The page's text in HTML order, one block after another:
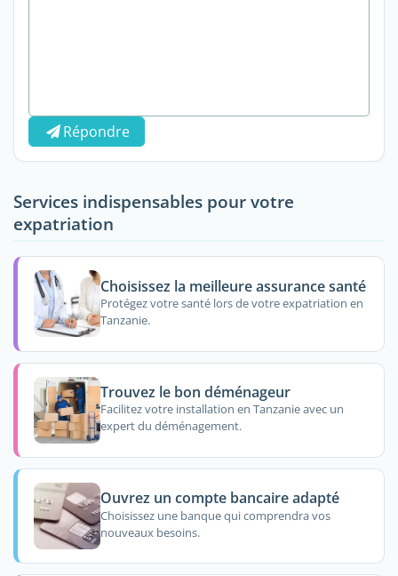
Répondre
Services indispensables pour votre
expatriation
Choisissez la meilleure assurance santé
Protégez votre santé lors de votre expatriation en
Tanzanie.
Trouvez le bon déménageur
Facilitez votre installation en Tanzanie avec un
expert du déménagement.
Ouvrez un compte bancaire adapté
Choisissez une banque qui comprendra vos
nouveaux besoins.